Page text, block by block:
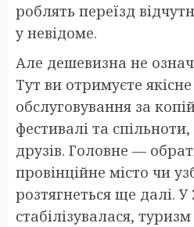
роблять переїзд
у невідоме.
Але дешевизна не
Тут ви отримуєте
обслуговування за
фестивалі та
друзів. Головне —
провінційне місто чи
розтягнеться ще далі. У
стабілізувалася,